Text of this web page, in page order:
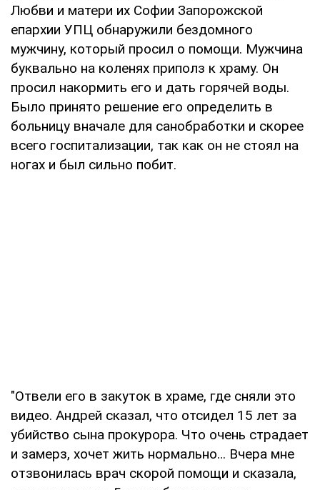
Любви и матери их Софии Запорожской
епархии УПЦ обнаружили бездомного
мужчину, который просил о помощи. Мужчина
буквально на коленях приполз к храму. Он
просил накормить его и дать горячей воды.
Было принято решение его определить в
больницу вначале для санобработки и скорее
всего госпитализации, так как он не стоял на
ногах и был сильно побит.
"Отвели его в закуток в храме, где сняли это
видео. Андрей сказал, что отсидел 15 лет за
убийство сына прокурора. Что очень страдает
и замерз, хочет жить нормально… Вчера мне
отзвонилась врач скорой помощи и сказала,